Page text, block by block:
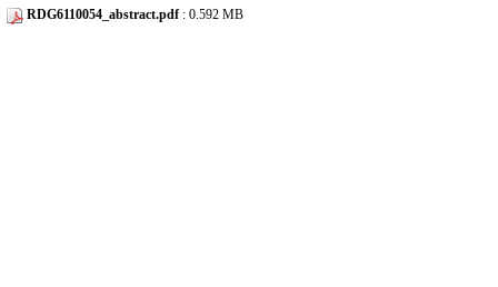
RDG6110054_abstract.pdf : 0.592 MB